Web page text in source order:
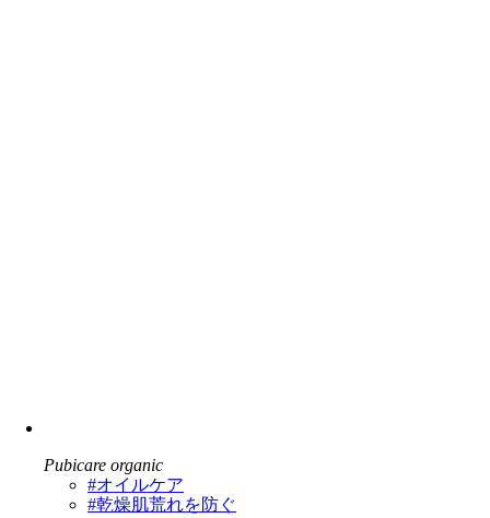
Pubicare organic
#オイルケア
#乾燥肌荒れを防ぐ